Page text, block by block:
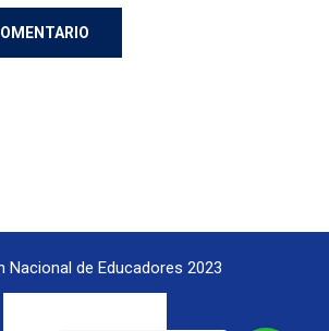
Nacional de Educadores 2023